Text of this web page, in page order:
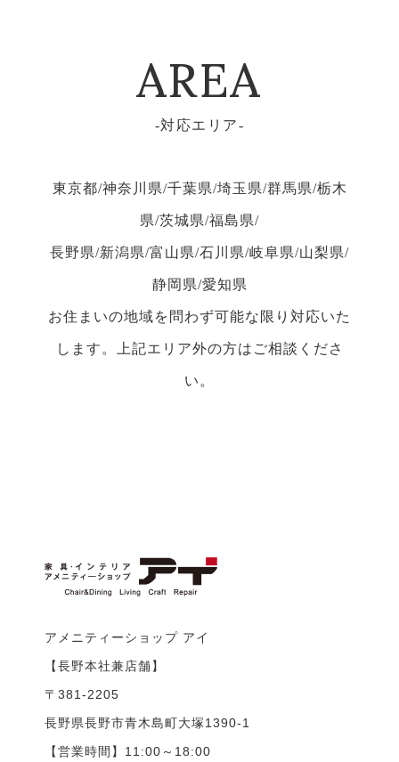
AREA
対応エリア
東京都/神奈川県/千葉県/埼玉県/群馬県/栃木
県/茨城県/福島県/
長野県/新潟県/富山県/石川県/岐阜県/山梨県/
静岡県/愛知県
お住まいの地域を問わず可能な限り対応いた
します。上記エリア外の方はご相談くださ
い。
アメニティーショップ アイ
【長野本社兼店舗】
〒381-2205
長野県長野市青木島町大塚1390-1
【営業時間】11:00～18:00